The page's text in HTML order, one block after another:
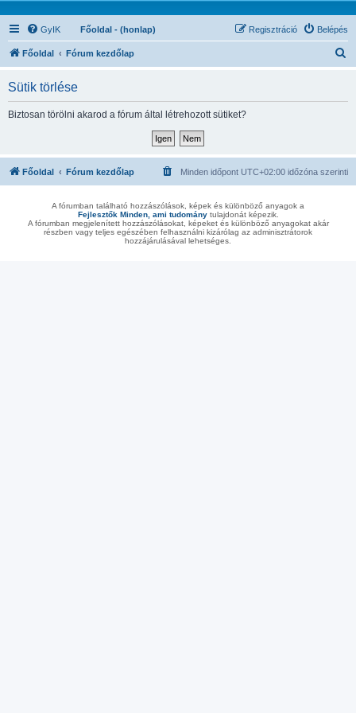
GyIK Főoldal - (honlap) Belépés
Regisztráció
Főoldal Fórum kezdőlap
s
Sütik törlése
Biztosan törölni akarod a fórum által létrehozott sütiket?
Főoldal Fórum kezdőlap Minden időpont UTC+02:00 időzóna szerinti
A fórumban található hozzászólások, képek és különböző anyagok a
Fejlesztők Minden, ami tudománytulajdonát képezik.
A fórumban megjelenített hozzászólásokat, képeket és különböző anyagokat akár
részben vagy teljes egészében felhasználni kizárólag az adminisztrátorok
hozzájárulásával lehetséges.